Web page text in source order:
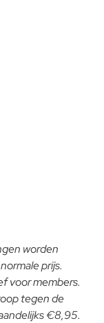
worden
prijs.
voor members.
tegen de
€8,95.